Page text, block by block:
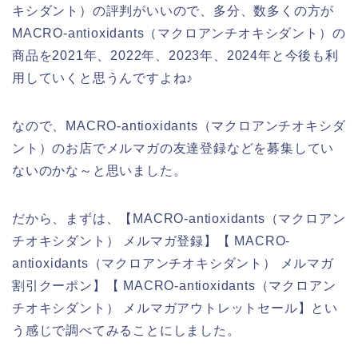
キシダント）の評判がいいので、多分、数多くの方が
MACRO-antioxidants（マクロアンチオキシダント）の
商品を2021年、2022年、2023年、2024年と今後も利
用していくと思うんですよね♪
なので、MACRO-antioxidants（マクロアンチオキシダ
ント）のお店でメルマガの友達登録などを募集してい
ないのかな～と思いました。
だから、まずは、【MACRO-antioxidants（マクロアン
チオキシダント） メルマガ登録】【 MACRO-
antioxidants（マクロアンチオキシダント） メルマガ
割引クーポン】【 MACRO-antioxidants（マクロアン
チオキシダント） メルマガアウトレットセール】とい
う感じで調べてみることにしました。